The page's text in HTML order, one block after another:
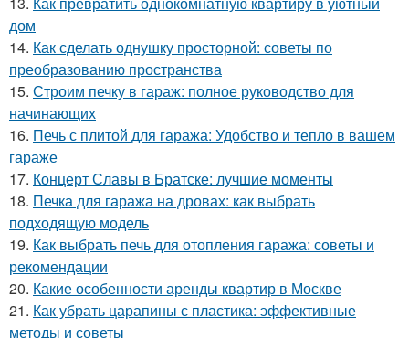
дом
14. Как сделать однушку просторной: советы по
преобразованию пространства
15. Строим печку в гараж: полное руководство для
начинающих
16. Печь с плитой для гаража: Удобство и тепло в вашем
гараже
17. Концерт Славы в Братске: лучшие моменты
18. Печка для гаража на дровах: как выбрать
подходящую модель
19. Как выбрать печь для отопления гаража: советы и
рекомендации
20. Какие особенности аренды квартир в Москве
21. Как убрать царапины с пластика: эффективные
методы и советы